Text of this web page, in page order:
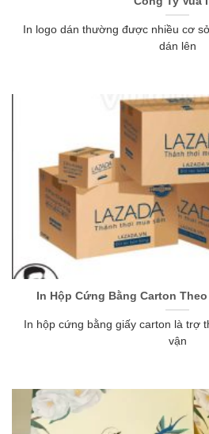
In logo dán thường được nhiều cơ
dán lên
In Hộp Cứng Bằng Carton Theo
In hộp cứng bằng giấy carton là trợ
vận